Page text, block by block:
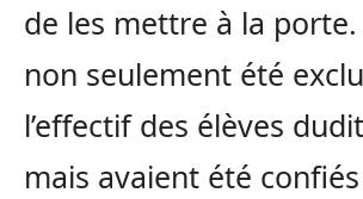
de les mettre à la
non seulement été
l’effectif des élèves
mais avaient été